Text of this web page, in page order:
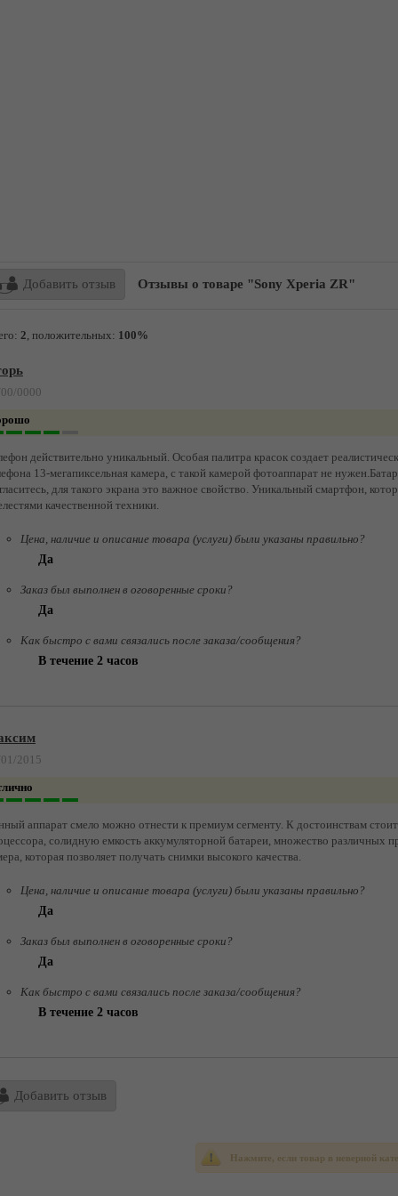
Добавить отзыв Отзывы о товаре "Sony Xperia ZR"
2, положительных: 100%
0000
действительно уникальный. Особая палитра красок создает
13-мегапиксельная камера, с такой камерой фотоаппарат не
для такого экрана это важное свойство. Уникальный смартфон,
качественной техники.
Цена, наличие и описание товара (услуги) были указаны правильно?
Да
Заказ был выполнен в оговоренные сроки?
Да
Как быстро с вами связались после заказа/сообщения?
В течение 2 часов
2015
аппарат смело можно отнести к премиум сегменту. К достоинствам
солидную емкость аккумуляторной батареи, множество различных
которая позволяет получать снимки высокого качества.
Цена, наличие и описание товара (услуги) были указаны правильно?
Да
Заказ был выполнен в оговоренные сроки?
Да
Как быстро с вами связались после заказа/сообщения?
В течение 2 часов
Добавить отзыв
Нажмите, если товар в неверной